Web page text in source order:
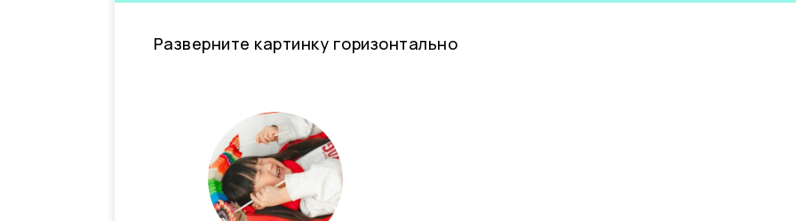
Разверните картинку горизонтально